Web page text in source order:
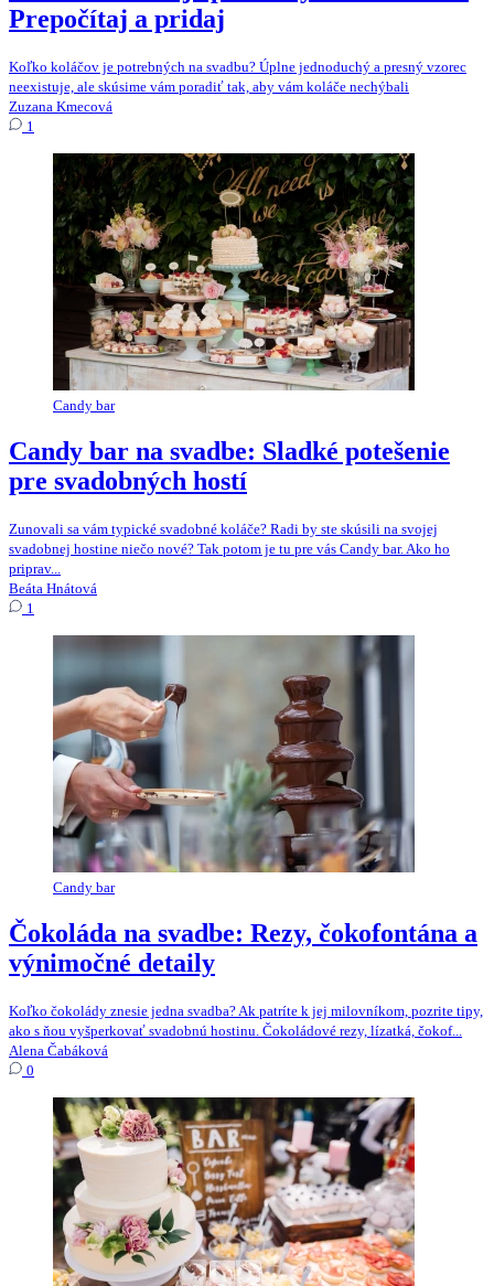
Prepočítaj a pridaj
Koľko koláčov je potrebných na svadbu? Úplne jednoduchý a presný vzorec
neexistuje, ale skúsime vám poradiť tak, aby vám koláče nechýbali
Zuzana Kmecová
1
Candy bar
Candy bar na svadbe: Sladké potešenie
pre svadobných hostí
Zunovali sa vám typické svadobné koláče? Radi by ste skúsili na svojej
svadobnej hostine niečo nové? Tak potom je tu pre vás Candy bar. Ako ho
priprav...
Beáta Hnátová
1
Candy bar
Čokoláda na svadbe: Rezy, čokofontána a
výnimočné detaily
Koľko čokolády znesie jedna svadba? Ak patríte k jej milovníkom, pozrite tipy,
ako s ňou vyšperkovať svadobnú hostinu. Čokoládové rezy, lízatká, čokof...
Alena Čabáková
0